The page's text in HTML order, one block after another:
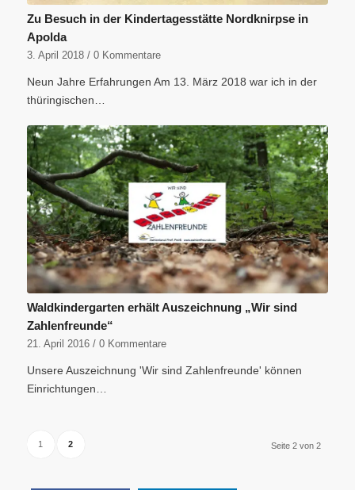
Zu Besuch in der Kindertagesstätte Nordknirpse in
Apolda
3. April 2018 / 0 Kommentare
Neun Jahre Erfahrungen Am 13. März 2018 war ich in der
thüringischen…
Waldkindergarten erhält Auszeichnung „Wir sind
Zahlenfreunde“
21. April 2016 / 0 Kommentare
Unsere Auszeichnung 'Wir sind Zahlenfreunde' können
Einrichtungen…
Seite 2 von 2
1 2